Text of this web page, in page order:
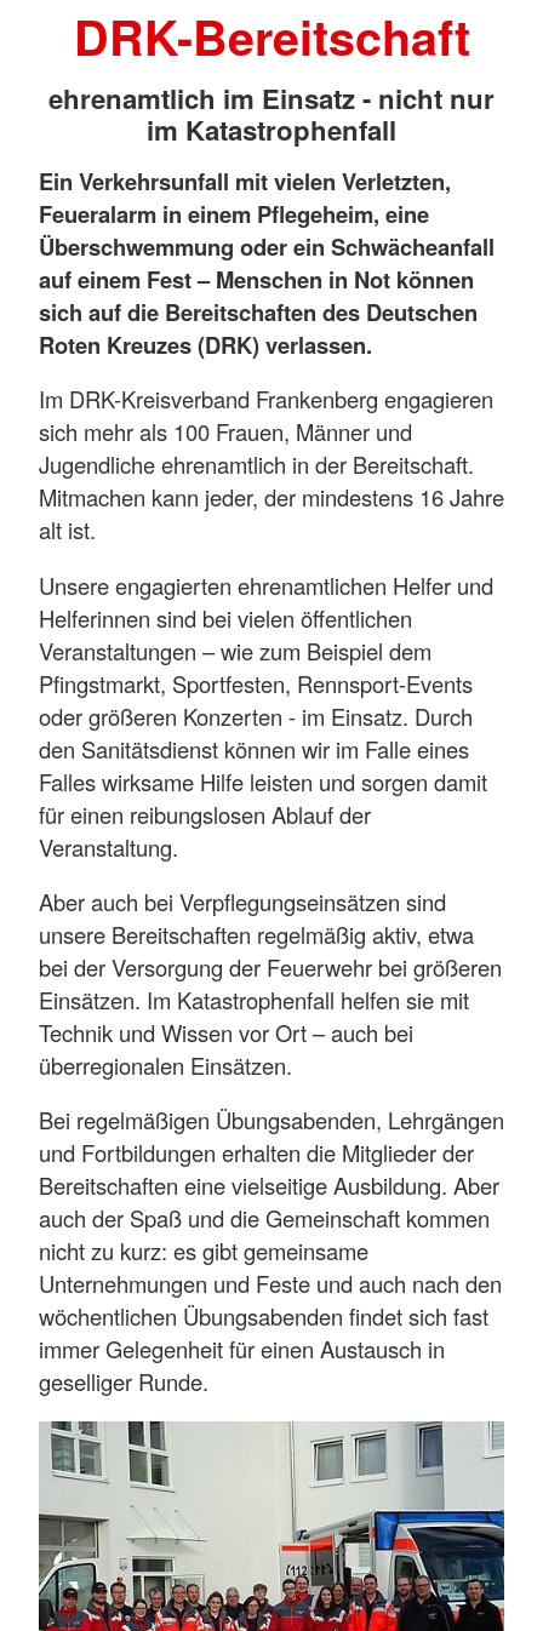
DRK-Bereitschaft
ehrenamtlich im Einsatz - nicht nur
im Katastrophenfall
Ein Verkehrsunfall mit vielen Verletzten,
Feueralarm in einem Pflegeheim, eine
Überschwemmung oder ein Schwächeanfall
auf einem Fest– Menschen in Not können
sich auf die Bereitschaften des Deutschen
Roten Kreuzes (DRK) verlassen.
Im DRK-Kreisverband Frankenberg engagieren
sich mehr als 100 Frauen, Männer und
Jugendliche ehrenamtlich in der Bereitschaft.
Mitmachen kann jeder, der mindestens 16 Jahre
alt ist.
Unsere engagierten ehrenamtlichen Helfer und
Helferinnen sind bei vielen öffentlichen
Veranstaltungen – wie zum Beispiel dem
Pfingstmarkt, Sportfesten, Rennsport-Events
oder größeren Konzerten - im Einsatz. Durch
den Sanitätsdienst können wir im Falle eines
Falles wirksame Hilfe leisten und sorgen damit
für einen reibungslosen Ablauf der
Veranstaltung.
Aber auch bei Verpflegungseinsätzen sind
unsere Bereitschaften regelmäßig aktiv, etwa
bei der Versorgung der Feuerwehr bei größeren
Einsätzen. Im Katastrophenfall helfen sie mit
Technik und Wissen vor Ort – auch bei
überregionalen Einsätzen.
Bei regelmäßigen Übungsabenden, Lehrgängen
und Fortbildungen erhalten die Mitglieder der
Bereitschaften eine vielseitige Ausbildung. Aber
auch der Spaß und die Gemeinschaft kommen
nicht zu kurz: es gibt gemeinsame
Unternehmungen und Feste und auch nach den
wöchentlichen Übungsabenden findet sich fast
immer Gelegenheit für einen Austausch in
geselliger Runde.